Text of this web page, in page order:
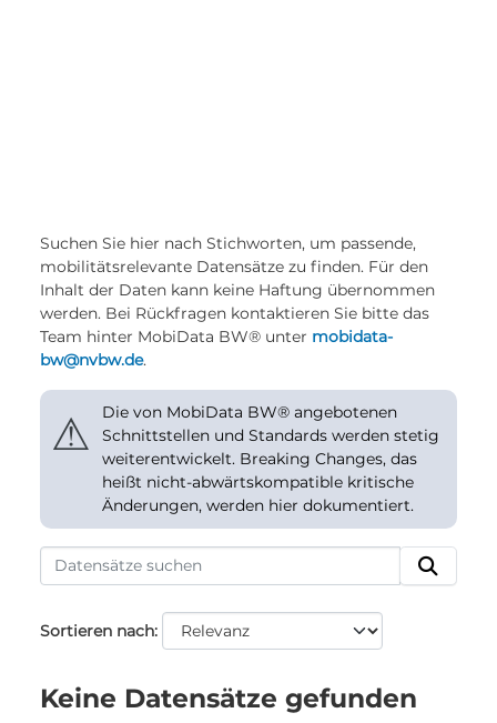
Suchen Sie hier nach Stichworten, um passende,
mobilitätsrelevante Datensätze zu finden. Für den
Inhalt der Daten kann keine Haftung übernommen
werden. Bei Rückfragen kontaktieren Sie bitte das
Team hinter MobiData BW® unter mobidata-
bw@nvbw.de.
⚠
Die von MobiData BW® angebotenen
Schnittstellen und Standards werden stetig
weiterentwickelt. Breaking Changes, das
heißt nicht-abwärtskompatible kritische
Änderungen, werden hier dokumentiert.
Sortieren nach
Keine Datensätze gefunden